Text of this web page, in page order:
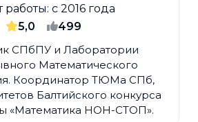
работы: с 2016 года
5,0
499
СПбПУ и Лаборатории
Математического
Координатор ТЮМа СПб,
Балтийского конкурса
«Математика НОН-СТОП».